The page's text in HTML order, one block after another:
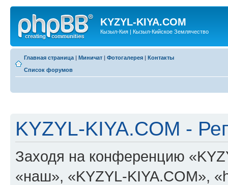
KYZYL-KIYA.COM
Кызыл-Кия | Кызыл-Кийское Землячество
Главная страница | Миничат | Фотогалерея | Контакты
Список форумов
KYZYL-KIYA.COM -
Заходя на конференцию
«наш», «KYZYL-KIYA.COM»,